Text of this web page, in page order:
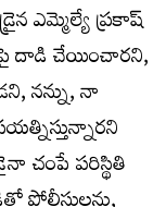
ఎమ్మెల్యే ప్రకాష్
దాడి చేయించారని,
నన్ను, నా
చంపే పరిస్థితి